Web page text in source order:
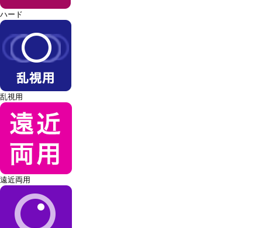
ハード
乱視用
遠近両用